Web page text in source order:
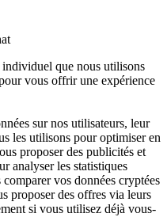
individuel que nous utilisons
vous offrir une expérience
sur nos utilisateurs, leur
les utilisons pour optimiser en
proposer des publicités et
analyser les statistiques
vos données cryptées
proposer des offres via leurs
si vous utilisez déjà vous-